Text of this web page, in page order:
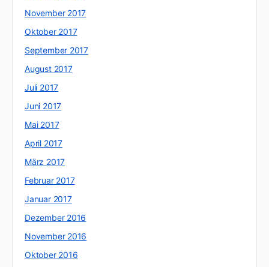
November 2017
Oktober 2017
September 2017
August 2017
Juli 2017
Juni 2017
Mai 2017
April 2017
März 2017
Februar 2017
Januar 2017
Dezember 2016
November 2016
Oktober 2016